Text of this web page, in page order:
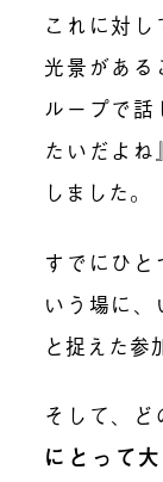
これに対
光景があ
ループで話
たいだよ
しました。
すでにひ
いう場に
と捉えた参
そして、ど
にとって